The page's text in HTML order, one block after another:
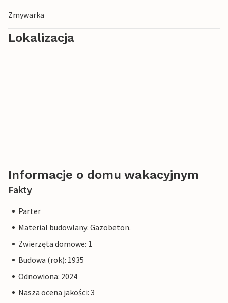
Zmywarka
Lokalizacja
Informacje o domu wakacyjnym
Fakty
Parter
Material budowlany: Gazobeton.
Zwierzęta domowe: 1
Budowa (rok): 1935
Odnowiona: 2024
Nasza ocena jakości: 3